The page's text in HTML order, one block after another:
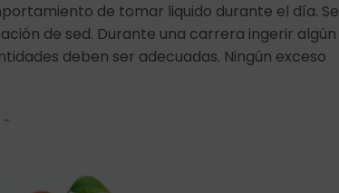
de tomar liquido durante el día. Se
de sed. Durante una carrera ingerir algún
deben ser adecuadas. Ningún exceso